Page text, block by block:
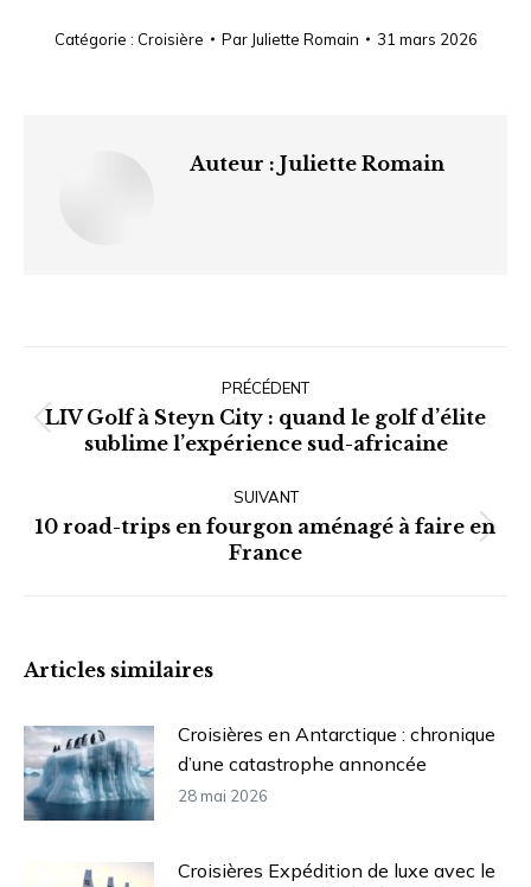
Catégorie : Croisière Par Juliette Romain 31 mars 2026
Auteur : Juliette Romain
PRÉCÉDENT
Article
:
LIV Golf à Steyn City : quand le golf d’élite
sublime l’expérience sud-africaine
SUIVANT
Article
10 road-trips en fourgon aménagé à faire en
France
Articles similaires
Croisières en Antarctique : chronique
d’une catastrophe annoncée
28 mai 2026
Croisières Expédition de luxe avec le